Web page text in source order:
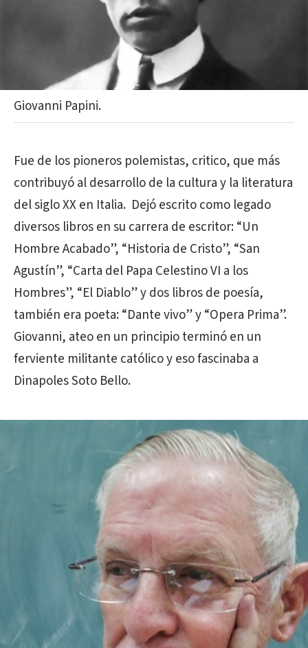
Giovanni Papini.
Fue de los pioneros polemistas, critico, que más
contribuyó al desarrollo de la cultura y la literatura
del siglo XX en Italia. Dejó escrito como legado
diversos libros en su carrera de escritor: “Un
Hombre Acabado”, “Historia de Cristo”, “San
Agustín”, “Carta del Papa Celestino VI a los
Hombres”, “El Diablo” y dos libros de poesía,
también era poeta: “Dante vivo” y “Opera Prima”.
Giovanni, ateo en un principio terminó en un
ferviente militante católico y eso fascinaba a
Dinapoles Soto Bello.